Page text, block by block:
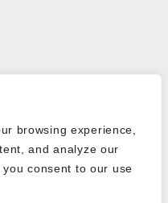
browsing experience,
and analyze our
consent to our use